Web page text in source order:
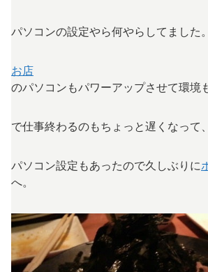
パソコンの設定やら何やらしてました。
お店
のパソコンもパワーアップさせて環境
で仕事終わるのもちょっと遅くなって、
パソコン設定もあったので久しぶりに
へ。